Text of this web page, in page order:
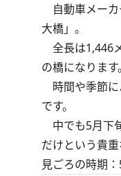
自動車メーカ
大橋」。
全長は1,446
の橋になります。
時間や季節に
です。
中でも5月下
だけという貴
見ごろの時期